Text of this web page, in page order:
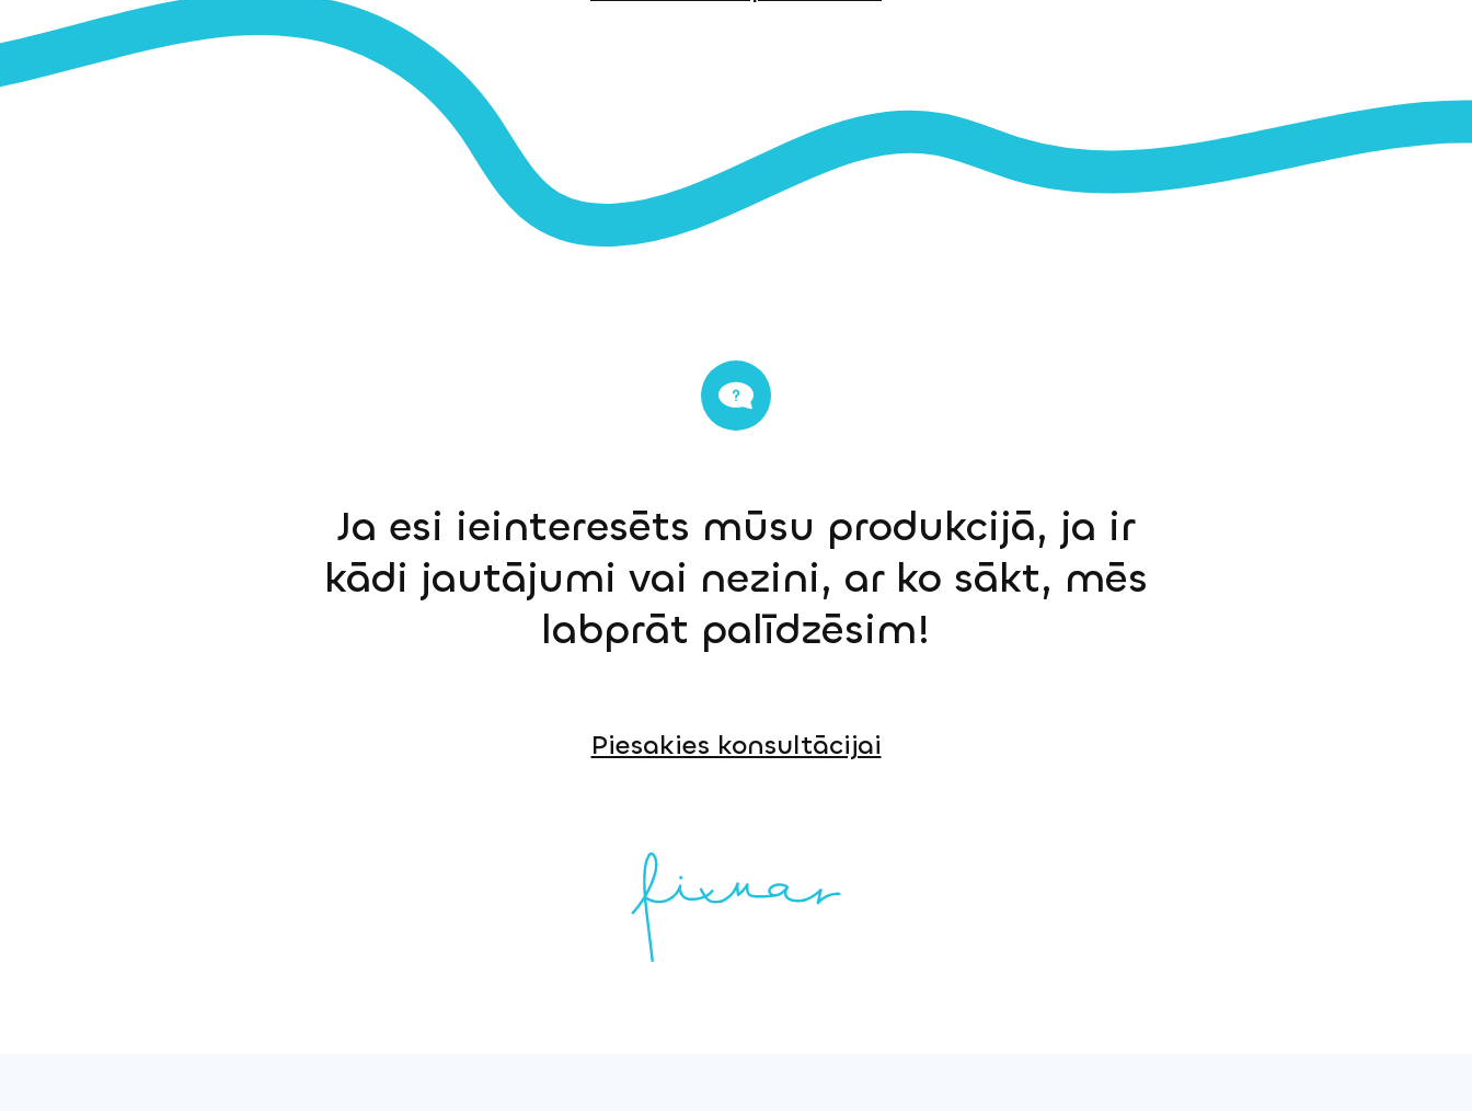
Ja esi ieinteresēts mūsu produkcijā, ja ir
kādi jautājumi vai nezini, ar ko sākt, mēs
labprāt palīdzēsim!
Piesakies konsultācijai